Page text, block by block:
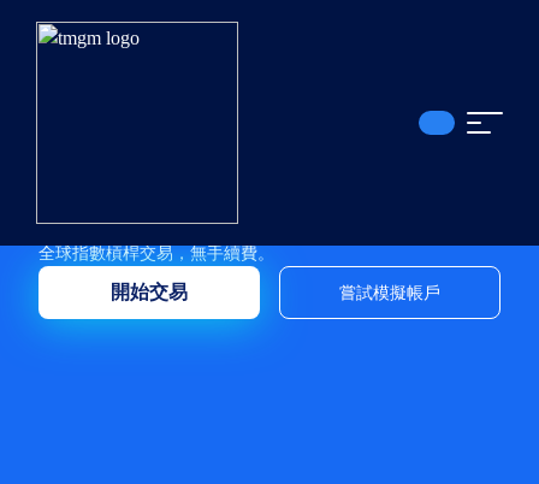
INDICES IN CFDS
全球指數槓桿交易，無手續費。
開始交易 嘗試模擬帳戶